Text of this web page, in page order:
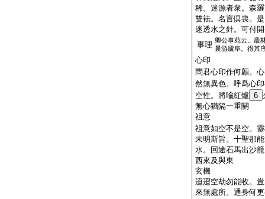
稀。迷源者衆。森
雙袪。名言倶喪。
迷透水之針。可付
事理 卿公事苑云。叢
曩游廬阜。得其
心印
問君心印作何顏。
然無異色。呼爲心
空性。將喩紅爐 6
無心猶隔一重關
祖意
祖意如空不是空。
未明斯旨。十聖那
水。回途石馬出沙
西來及與東
玄機
迢迢空劫勿能收。
來無處所。通身何